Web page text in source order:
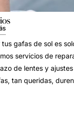
tus gafas de sol es
servicios de
de lentes y
tan queridas,